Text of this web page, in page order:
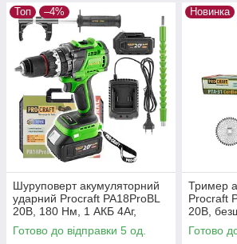
Топ –4%
Шуруповерт акумуляторний
ударний Procraft PA18ProBL
20В, 180 Нм, 1 АКБ 4Аг,
зарядний 2А, кейс,
безщітковий дриль-
Готово до відправки 5 од.
Новинка
Тример
Procraft
20В,
штанга,
Готово